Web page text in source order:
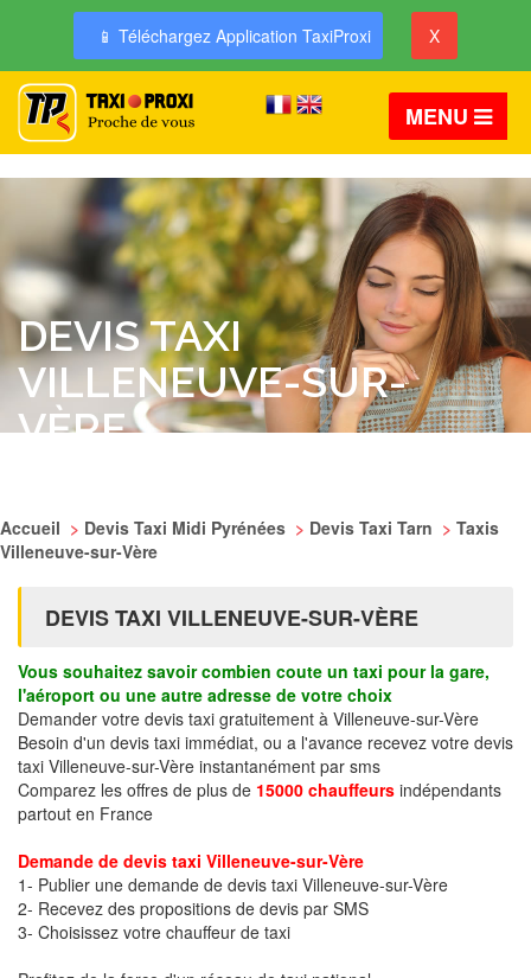
📱 Téléchargez Application TaxiProxi X
MENU
DEVIS TAXI
VILLENEUVE-SUR-
VÈRE
Accueil > Devis Taxi Midi Pyrénées > Devis Taxi Tarn > Taxis
Villeneuve-sur-Vère
DEVIS TAXI VILLENEUVE-SUR-VÈRE
Vous souhaitez savoir combien coute un taxi pour la gare,
l'aéroport ou une autre adresse de votre choix
Demander votre devis taxi gratuitement à Villeneuve-sur-Vère
Besoin d'un devis taxi immédiat, ou a l'avance recevez votre devis
taxi Villeneuve-sur-Vère instantanément par sms
Comparez les offres de plus de 15000 chauffeurs indépendants
partout en France
Demande de devis taxi Villeneuve-sur-Vère
1- Publier une demande de devis taxi Villeneuve-sur-Vère
2- Recevez des propositions de devis par SMS
3- Choisissez votre chauffeur de taxi